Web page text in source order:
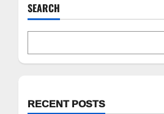
SEARCH
RECENT POSTS